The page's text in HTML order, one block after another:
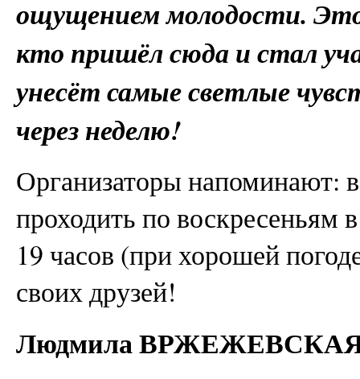
ощущением молодости.
кто пришёл сюда и стал
унесёт самые светлые
через неделю!
Организаторы напоминают:
проходить по воскресеньям
19 часов (при хорошей
своих друзей!
Людмила